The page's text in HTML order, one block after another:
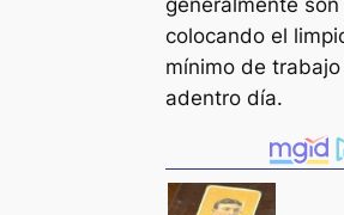
colocando el
mínimo de trabajo
adentro día.